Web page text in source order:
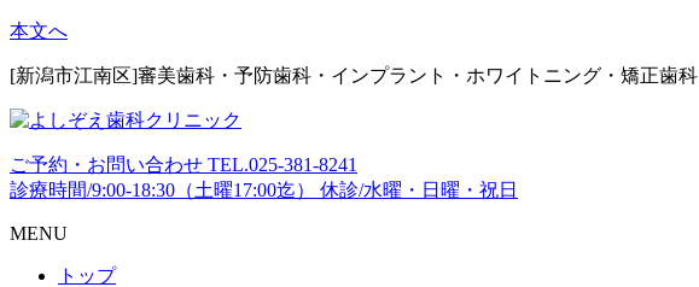
本文へ
[新潟市江南区]審美歯科・予防歯科・インプラント・ホワイトニング・矯正歯科
ご予約・お問い合わせ TEL.025-381-8241
診療時間/9:00-18:30（土曜17:00迄）
休診/水曜・日曜・祝日
MENU
トップ